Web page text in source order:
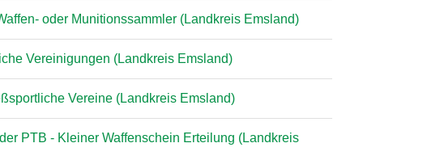
oder Munitionssammler (Landkreis Emsland)
Vereinigungen (Landkreis Emsland)
Vereine (Landkreis Emsland)
PTB - Kleiner Waffenschein Erteilung (Landkreis